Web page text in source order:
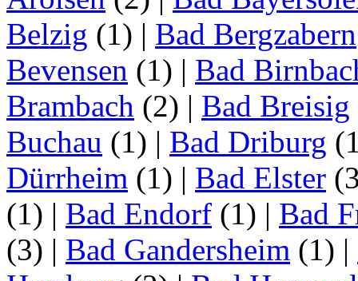
Belzig (1) | Bad Bergzabern
Bevensen (1) | Bad
Brambach (2) | Bad Breisig
Buchau (1) | Bad Driburg
Dürrheim (1) | Bad Elster
(1) | Bad Endorf (1) | Bad
(3) | Bad Gandersheim (1) |